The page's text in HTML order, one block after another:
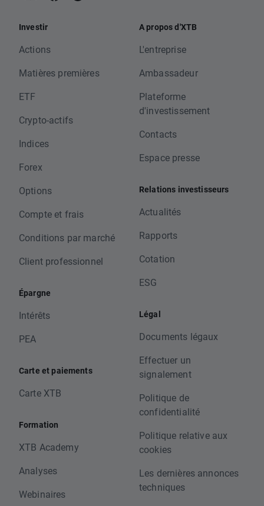
Investir
Actions
Matières premières
ETF
Crypto-actifs
Indices
Forex
Options
Compte et frais
Conditions par marché
Client professionnel
Épargne
Intérêts
PEA
Carte et paiements
Carte XTB
Formation
XTB Academy
Analyses
Webinaires
A propos d'XTB
L'entreprise
Ambassadeur
Plateforme
d'investissement
Contacts
Espace presse
Relations investisseurs
Actualités
Rapports
Cotation
ESG
Légal
Documents légaux
Effectuer un
signalement
Politique de
confidentialité
Politique relative aux
cookies
Les dernières annonces
techniques